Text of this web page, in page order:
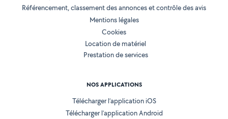
Référencement, classement des annonces et contrôle des avis
Mentions légales
Cookies
Location de matériel
Prestation de services
NOS APPLICATIONS
Télécharger l’application iOS
Télécharger l’application Android